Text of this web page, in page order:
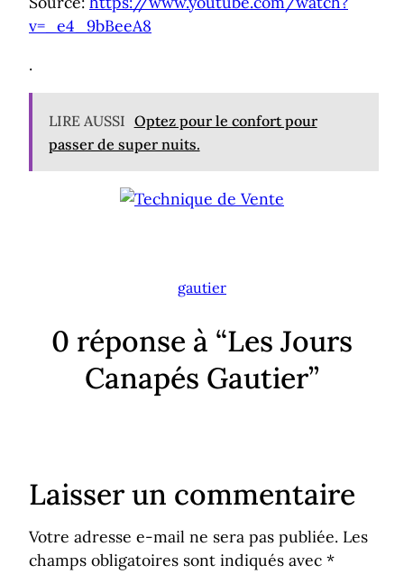
v=_e4_9bBeeA8
.
LIRE AUSSI Optez pour le confort pour
passer de super nuits.
gautier
0 réponse à “Les Jours
Canapés Gautier”
Laisser un commentaire
Votre adresse e-mail ne sera pas publiée. Les
champs obligatoires sont indiqués avec *